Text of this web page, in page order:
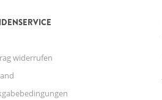
widerrufen